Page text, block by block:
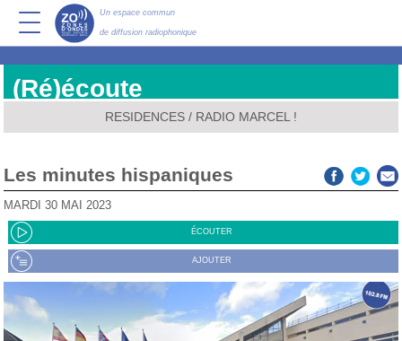
Un espace commun
de diffusion radiophonique
(Ré)écoute
RESIDENCES / RADIO MARCEL !
Les minutes hispaniques
MARDI 30 MAI 2023
ÉCOUTER
AJOUTER